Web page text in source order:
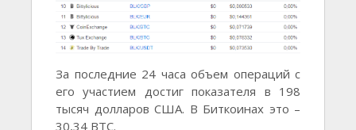
За последние 24 часа объем операций с
его участием достиг показателя в 198
тысяч долларов США. В Биткоинах это –
30,34 BTC.